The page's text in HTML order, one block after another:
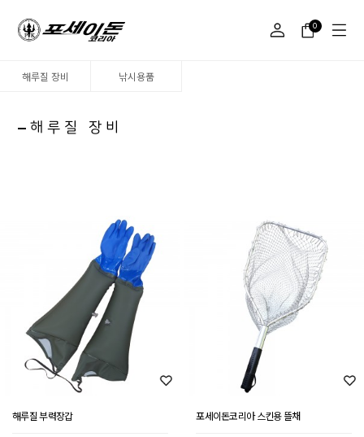
0
해루질 장비 낚시용품
해루질 장비
해루질 부력장갑 포세이돈코리아 스킨용 뜰채